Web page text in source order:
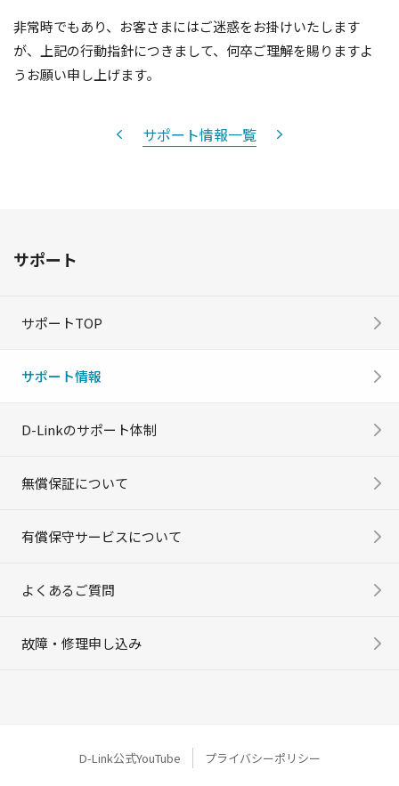
非常時でもあり、お客さまにはご迷惑をお掛けいたします
が、上記の行動指針につきまして、何卒ご理解を賜りますよ
うお願い申し上げます。
サポート情報一覧
サポート
サポートTOP
サポート情報
D-Linkのサポート体制
無償保証について
有償保守サービスについて
よくあるご質問
故障・修理申し込み
D-Link公式YouTube プライバシーポリシー